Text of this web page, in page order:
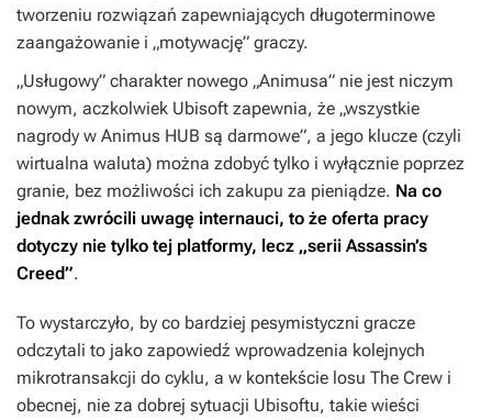
tworzeniu rozwiązań zapewniających długoterminowe
zaangażowanie i „motywację” graczy.
„Usługowy” charakter nowego „Animusa” nie jest niczym
nowym, aczkolwiek Ubisoft zapewnia, że „wszystkie
nagrody w Animus HUB są darmowe”, a jego klucze (czyli
wirtualna waluta) można zdobyć tylko i wyłącznie poprzez
granie, bez możliwości ich zakupu za pieniądze. Na co
jednak zwrócili uwagę internauci, to że oferta pracy
dotyczy nie tylko tej platformy, lecz „serii Assassin’s
Creed”.
To wystarczyło, by co bardziej pesymistyczni gracze
odczytali to jako zapowiedź wprowadzenia kolejnych
mikrotransakcji do cyklu, a w kontekście losu The Crew i
obecnej, nie za dobrej sytuacji Ubisoftu, takie wieści